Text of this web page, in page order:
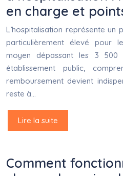
en charge et
L’hospitalisation représente un
particulièrement élevé pour
moyen dépassant les 3
établissement public,
remboursement devient
reste à…
Lire la suite
Comment